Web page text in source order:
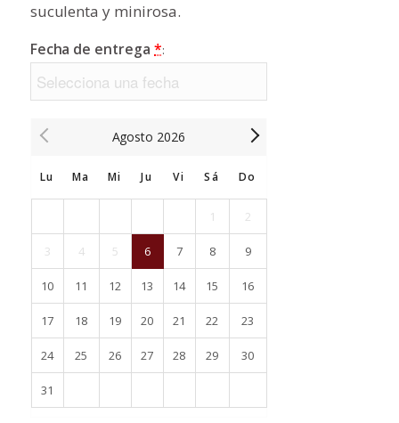
suculenta y minirosa.
Fecha de entrega*:
Agosto 2026
Lu Ma Mi Ju Vi Sá Do
1 2
3 4 5 6 7 8 9
10 11 12 13 14 15 16
17 18 19 20 21 22 23
24 25 26 27 28 29 30
31